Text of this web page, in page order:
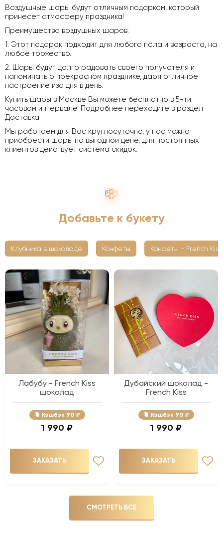
Воздушные шары будут отличным подарком, который
принесёт атмосферу праздника!
Преимущества воздушных шаров:
1. Этот подарок подходит для любого пола и возраста, на
любое торжество.
2. Шары будут долго радовать своего получателя и
напоминать о прекрасном празднике, даря отличное
настроение изо дня в день.
Купить шары в Москве Вы можете бесплатно в 5-ти
часовом интервале. Подробнее переходите в раздел
Доставка.
Мы работаем для Вас круглосуточно, у нас можно
приобрести шары по выгодной цене, для постоянных
клиентов действует система скидок.
Добавьте к букету
Клубника в шоколаде Конфеты Конфеты - French Kiss
Лабубу - French Kiss
шоколад
Кэшбэк 90 ₽
1 990 ₽
ЗАКАЗАТЬ
Дубайский шоколад -
French Kiss
Кэшбэк 90 ₽
1 990 ₽
ЗАКАЗАТЬ
СМОТРЕТЬ ВСЕ